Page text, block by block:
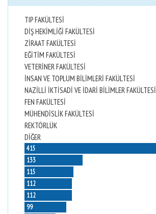
TIP FAKÜLTESİ
DİŞ HEKİMLİĞİ FAKÜLTESİ
ZİRAAT FAKÜLTESİ
EĞİTİM FAKÜLTESİ
VETERİNER FAKÜLTESİ
İNSAN VE TOPLUM BİLİMLERİ FAKÜLTESİ
NAZİLLİ İKTİSADİ VE İDARİ BİLİMLER FAKÜLTESİ
FEN FAKÜLTESİ
MÜHENDİSLİK FAKÜLTESİ
REKTÖRLÜK
DİĞER
415
133
115
112
112
99